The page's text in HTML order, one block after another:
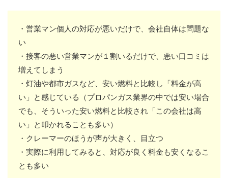
・営業マン個人の対応が悪いだけで、会社自体は問題な
い
・接客の悪い営業マンが１割いるだけで、悪い口コミは
増えてしまう
・灯油や都市ガスなど、安い燃料と比較し「料金が高
い」と感じている（プロパンガス業界の中では安い場合
でも、そういった安い燃料と比較され「この会社は高
い」と叩かれることも多い）
・クレーマーのほうが声が大きく、目立つ
・実際に利用してみると、対応が良く料金も安くなるこ
とも多い